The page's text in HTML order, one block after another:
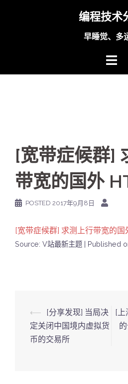
编程技术
早睡觉、多
[宽带症候群]
带宽的国外
POSTED 2017年9月8日
[宽带症候群] 求测上行带宽的国
Source: V站最新主题 Published
Post
navigation
⟵
[分享发现] 当局决
定关闭中国境内虚拟货
币的交易所
[上